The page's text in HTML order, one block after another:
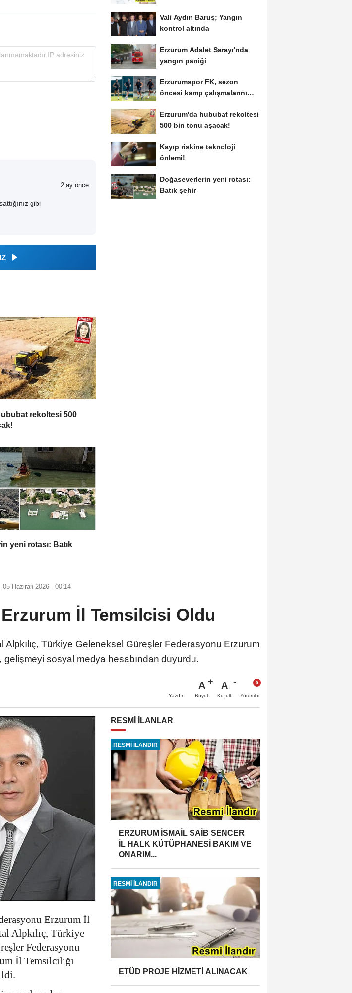
2 ay önce
gibi
rekoltesi 500
yeni rotası: Batık
Vali Aydın Baruş; Yangın
kontrol altında
Erzurum Adalet Sarayı'nda
yangın paniği
Erzurumspor FK, sezon
öncesi kamp çalışmalarını
Erzurum'da hububat rekoltesi
500 bin tonu aşacak!
Kayıp riskine teknoloji
önlemi!
Doğaseverlerin yeni rotası:
Batık şehir
05 Haziran 2026 - 00:14
Erzurum İl Temsilcisi Oldu
Türkiye Geleneksel Güreşler Federasyonu Erzurum
gelişmeyi sosyal medya hesabından duyurdu.
Yazdır
A
Büyüt
A
Küçült Yorumlar
Erzurum İl
Alpkılıç, Türkiye
Federasyonu
İl Temsilciliği
RESMİ İLANLAR
RESMİ İLANDIR
ERZURUM İSMAİL SAİB SENCER
İL HALK KÜTÜPHANESİ BAKIM VE
ONARIM...
RESMİ İLANDIR
ETÜD PROJE HİZMETİ ALINACAK